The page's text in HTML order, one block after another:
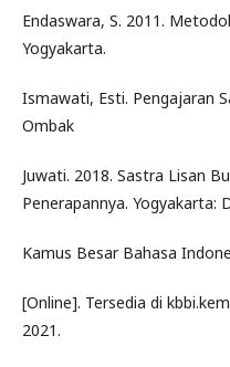
Endaswara, S. 2011.
Yogyakarta.
Ismawati, Esti. Pengajaran
Ombak
Juwati. 2018. Sastra Lisan
Penerapannya. Yogyakarta:
Kamus Besar Bahasa
[Online]. Tersedia di
2021.